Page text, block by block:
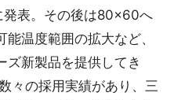
発表。その後は80×60へ
温度範囲の拡大など、
ズ新製品を提供してき
々の採用実績があり、三